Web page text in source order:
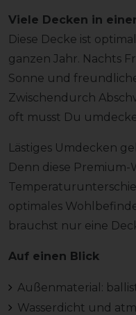
Viele Decken in
Diese Decke ist
ganzen Jahr. Nachts
Sonne und
Zwischendurch
oft musst Du
Lästiges Umdecken
Denn diese
optimales
brauchst nur eine
Auf einen Blick
Außenmaterial:
Wasserdicht und